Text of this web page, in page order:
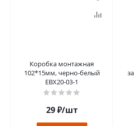
Коробка монтажная
102*15мм, черно-белый
EBX20-03-1
29₽/шт